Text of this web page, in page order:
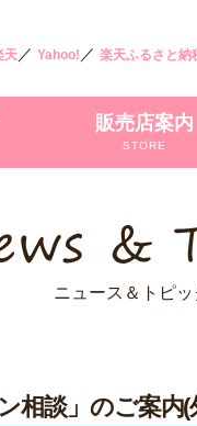
天／ Yahoo! ／ 楽天ふるさと納
販売店案内
STORE
ニュース＆トピッ
相談」のご案内